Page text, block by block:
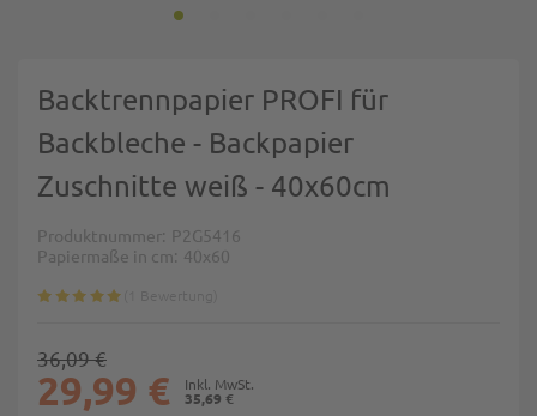
Backtrennpapier PROFI für
Backbleche - Backpapier
Zuschnitte weiß - 40x60cm
Produktnummer P2G5416
Papiermaße in cm 40x60
35,69 €
29,99 €
36,09 €